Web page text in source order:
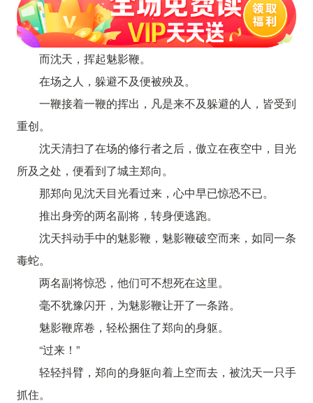
而沈天，挥起魅影鞭。
在场之人，躲避不及便被殃及。
一鞭接着一鞭的挥出，凡是来不及躲避的人，皆受到
重创。
沈天清扫了在场的修行者之后，傲立在夜空中，目光
所及之处，便看到了城主郑向。
那郑向见沈天目光看过来，心中早已惊恐不已。
推出身旁的两名副将，转身便逃跑。
沈天抖动手中的魅影鞭，魅影鞭破空而来，如同一条
毒蛇。
两名副将惊恐，他们可不想死在这里。
毫不犹豫闪开，为魅影鞭让开了一条路。
魅影鞭席卷，轻松捆住了郑向的身躯。
“过来！”
轻轻抖臂，郑向的身躯向着上空而去，被沈天一只手
抓住。